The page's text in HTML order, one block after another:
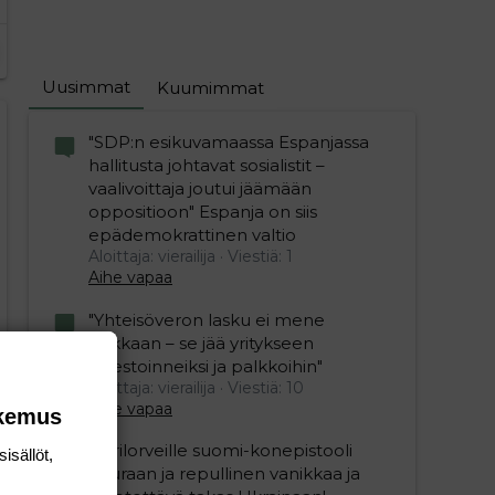
editoriin…
Uusimmat Kuumimmat
"SDP:n esikuvamaassa Espanjassa
hallitusta johtavat sosialistit –
vaalivoittaja joutui jäämään
oppositioon" Espanja on siis
epädemokrattinen valtio
Aloittaja: vierailija
Viestiä: 1
Aihe vapaa
"Yhteisöveron lasku ei mene
hukkaan – se jää yritykseen
investoinneiksi ja palkkoihin"
Aloittaja: vierailija
Viestiä: 10
Aihe vapaa
Ukrilorveille suomi-konepistooli
kouraan ja repullinen vanikkaa ja